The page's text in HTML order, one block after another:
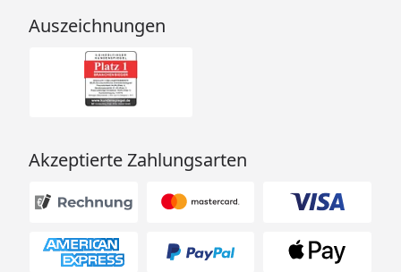
Auszeichnungen
Akzeptierte Zahlungsarten